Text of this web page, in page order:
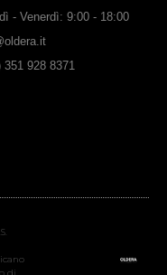
- Venerdì: 9:00 - 18:00
351 928 8371